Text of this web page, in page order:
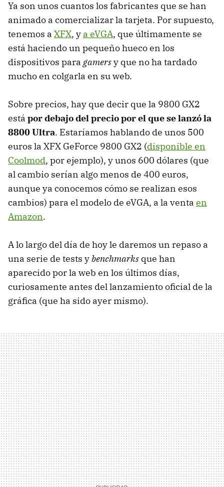
Ya son unos cuantos los fabricantes que se han
animado a comercializar la tarjeta. Por supuesto,
tenemos a XFX, y a eVGA, que últimamente se
está haciendo un pequeño hueco en los
dispositivos para gamersy que no ha tardado
mucho en colgarla en su web.
Sobre precios, hay que decir que la 9800 GX2
está por debajo del precio por el que se lanzó la
8800 Ultra. Estaríamos hablando de unos 500
euros la XFX GeForce 9800 GX2 (disponible en
Coolmod, por ejemplo), y unos 600 dólares (que
al cambio serían algo menos de 400 euros,
aunque ya conocemos cómo se realizan esos
cambios) para el modelo de eVGA, a la venta en
Amazon.
A lo largo del día de hoy le daremos un repaso a
una serie de tests ybenchmarks que han
aparecido por la web en los últimos días,
curiosamente antes del lanzamiento oficial de la
gráfica (que ha sido ayer mismo).